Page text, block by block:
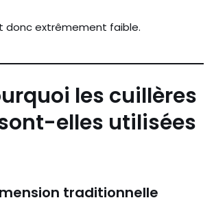
donc extrêmement faible.
les cuillères
elles utilisées
traditionnelle